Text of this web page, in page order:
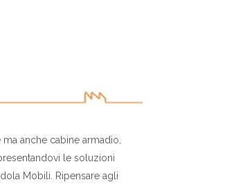
anche cabine armadio,
le soluzioni
Mobili. Ripensare agli